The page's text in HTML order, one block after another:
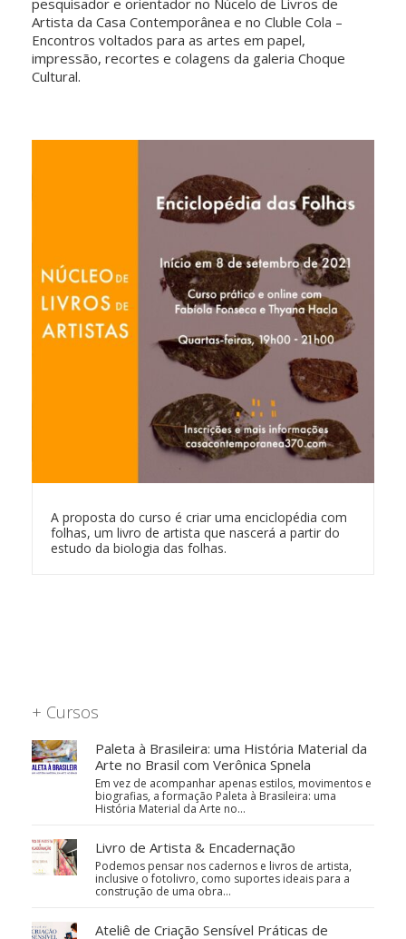
Artista da Casa Contemporânea e no Cluble Cola –
Encontros voltados para as artes em papel,
impressão, recortes e colagens da galeria Choque
Cultural.
A proposta do curso é criar uma enciclopédia com
folhas, um livro de artista que nascerá a partir do
estudo da biologia das folhas.
+ Cursos
Paleta à Brasileira: uma História Material da
Arte no Brasil com Verônica Spnela
Em vez de acompanhar apenas estilos, movimentos e
biografias, a formação Paleta à Brasileira: uma
História Material da Arte no…
Livro de Artista & Encadernação
Podemos pensar nos cadernos e livros de artista,
inclusive o fotolivro, como suportes ideais para a
construção de uma obra…
Ateliê de Criação Sensível Práticas de